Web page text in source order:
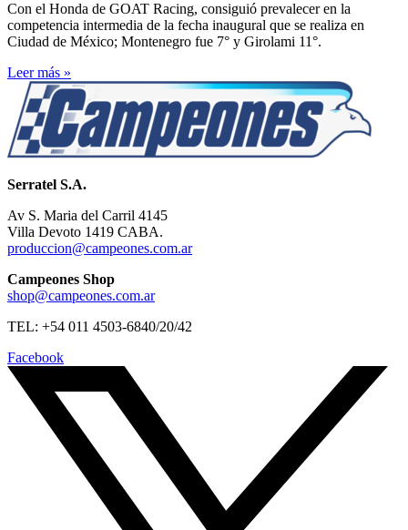
Con el Honda de GOAT Racing, consiguió prevalecer en la
competencia intermedia de la fecha inaugural que se realiza en
Ciudad de México; Montenegro fue 7° y Girolami 11°.
Leer más »
Serratel S.A.
Av S. Maria del Carril 4145
Villa Devoto 1419 CABA.
produccion@campeones.com.ar
Campeones Shop
shop@campeones.com.ar
TEL: +54 011 4503-6840/20/42
Facebook